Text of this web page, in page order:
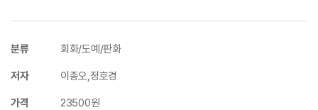
분류 회화/도예/판화
저자 이종오,정호경
가격 23500원